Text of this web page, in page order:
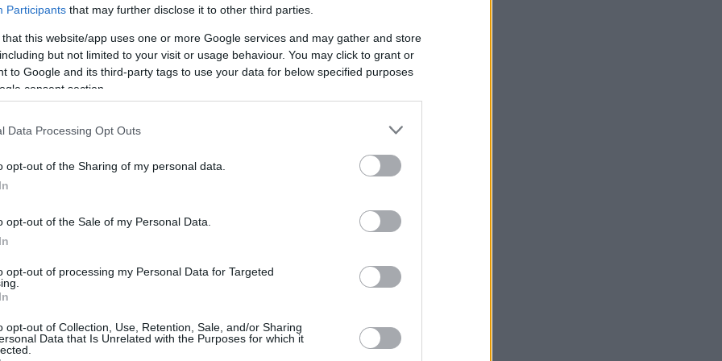
Participants that may further disclose it to other third parties.
that this website/app uses one or more Google services and may gather and store
but not limited to your visit or usage behaviour. You may click to grant or
to Google and its third-party tags to use your data for below specified purposes
consent section.
Data Processing Opt Outs
opt-out of the Sharing of my personal data.
opt-out of the Sale of my Personal Data.
opt-out of processing my Personal Data for Targeted
opt-out of Collection, Use, Retention, Sale, and/or Sharing
Data that Is Unrelated with the Purposes for which it
σημαντικού Έλληνα ποιητή που «έφυγε» την Τρίτη σε
τελέστηκε το πρωί στη Θεσσαλονίκη
αφιέρωμα της ΕΡΤ στον Ντίνο
12 και αύριο Πέμπτη 13 Αυγούστου, η ΕΡΤ2, η
που «έφυγε» χθες από τη ζωή
κηδεία του Ντίνου
στη Θεσσαλονίκη
σπουδαίου ποιητή θα γίνει δημοτική δαπάνη
1